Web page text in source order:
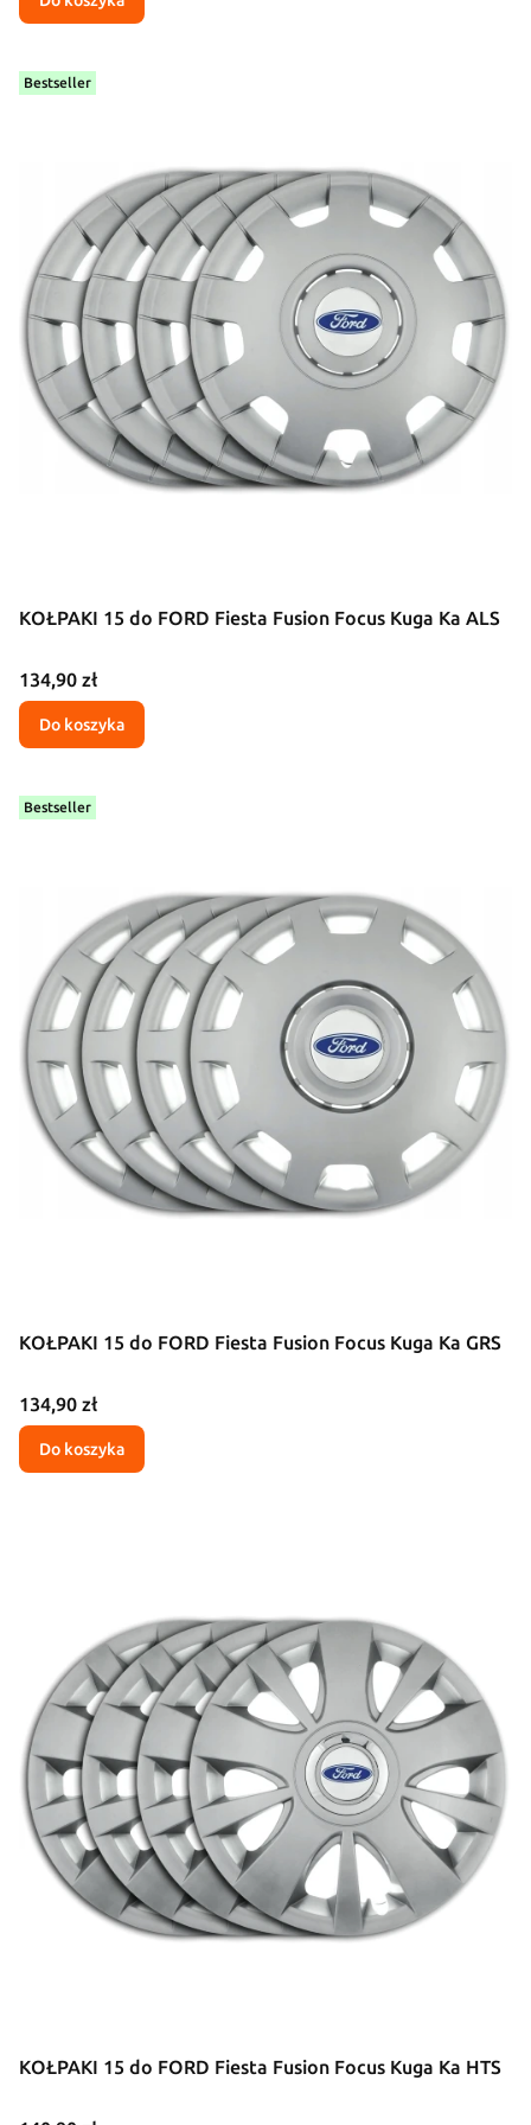
Bestseller
KOŁPAKI 15 do FORD Fiesta Fusion Focus Kuga Ka ALS
Cena
134,90 zł
Do koszyka
Bestseller
KOŁPAKI 15 do FORD Fiesta Fusion Focus Kuga Ka GRS
Cena
134,90 zł
Do koszyka
KOŁPAKI 15 do FORD Fiesta Fusion Focus Kuga Ka HTS